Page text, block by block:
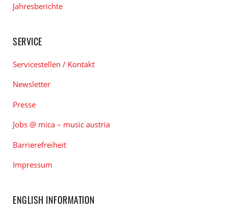
Jahresberichte
SERVICE
Servicestellen / Kontakt
Newsletter
Presse
Jobs @ mica – music austria
Barrierefreiheit
Impressum
ENGLISH INFORMATION